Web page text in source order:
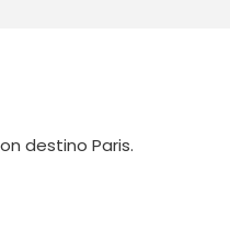
destino Paris.